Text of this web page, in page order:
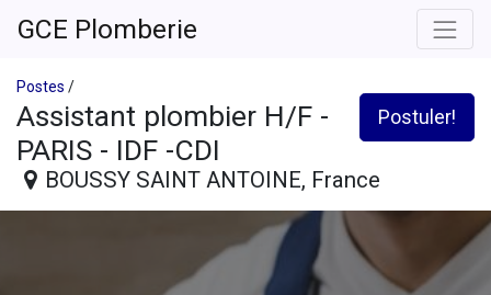
GCE Plomberie
Postuler!
Postes /
Assistant plombier H/F -
PARIS - IDF -CDI
BOUSSY SAINT ANTOINE, France